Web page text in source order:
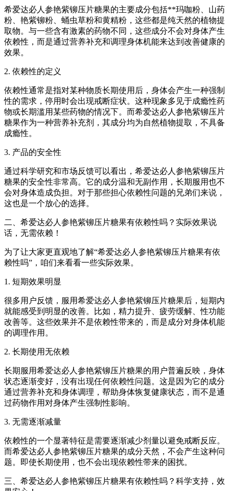
希爱达必人参艳紫铆压片糖果的主要成分包括**玛咖粉、山药
粉、艳紫铆粉、蛹虫草粉和黄精粉，这些都是纯天然的植物提
取物。与一些含有激素的药物不同，这些成分不会对身体产生
依赖性，而是通过营养补充和调理身体机能来达到改善健康的
效果。
2. 依赖性的定义
依赖性通常是指对某种物质长期使用后，身体会产生一种强制
性的需求，停用时会出现戒断症状。这种现象多见于成瘾性药
物或长期滥用某些药物的情况下。而希爱达必人参艳紫铆压片
糖果作为一种营养补充剂，其成分均为自然植物提取，不具备
成瘾性。
3. 产品的安全性
通过科学研究和市场反馈可以看出，希爱达必人参艳紫铆压片
糖果的安全性非常高。它的成分温和无副作用，长期服用也不
会对身体造成负担。对于那些担心依赖性问题的兄弟们来说，
这也是一个放心的选择。
二、希爱达必人参艳紫铆压片糖果有依赖性吗？实际效果说
话，无需依赖！
为了让大家更直观地了解“希爱达必人参艳紫铆压片糖果有依
赖性吗”，咱们来看看一些实际效果。
1. 短期效果明显
很多用户反馈，服用希爱达必人参艳紫铆压片糖果后，短期内
就能感受到明显的改善。比如，精力提升、疲劳缓解、性功能
改善等。这些效果并不是依赖性带来的，而是成分对身体机能
的调理作用。
2. 长期使用无依赖
长期服用希爱达必人参艳紫铆压片糖果的用户普遍反映，身体
状态逐渐变好，没有出现任何依赖性问题。这是因为它的成分
通过营养补充和身体调理，帮助身体恢复健康状态，而不是通
过药物作用对身体产生强制性影响。
3. 无需逐渐减量
依赖性的一个显著特征是需要逐渐减少剂量以避免戒断反应。
而希爱达必人参艳紫铆压片糖果的成分天然，不会产生这种问
题。即使长期使用，也不会出现依赖性带来的困扰。
三、希爱达必人参艳紫铆压片糖果有依赖性吗？科学支持，效